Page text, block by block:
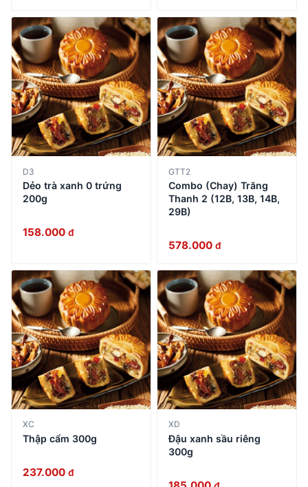
D3
Dẻo trà xanh 0 trứng
200g
158.000 đ
GTT2
Combo (Chay) Trăng
Thanh 2 (12B, 13B, 14B,
29B)
578.000 đ
XC
Thập cẩm 300g
237.000 đ
XD
Đậu xanh sầu riêng
300g